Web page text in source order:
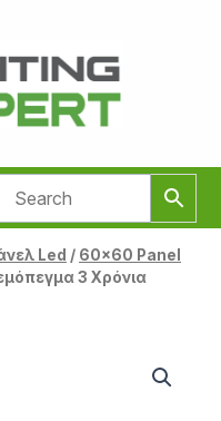
Led / 60x60 Panel
3 Χρόνια